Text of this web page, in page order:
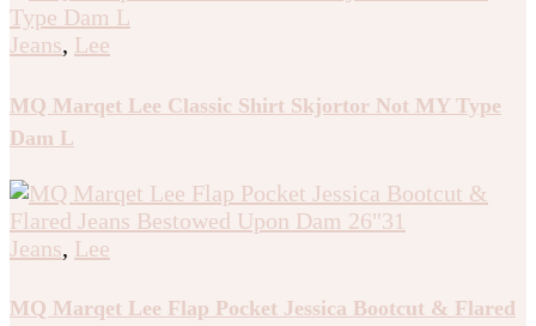
Jeans, Lee
MQ Marqet Lee Classic Shirt Skjortor Not MY Type
Dam L
Jeans, Lee
MQ Marqet Lee Flap Pocket Jessica Bootcut & Flared